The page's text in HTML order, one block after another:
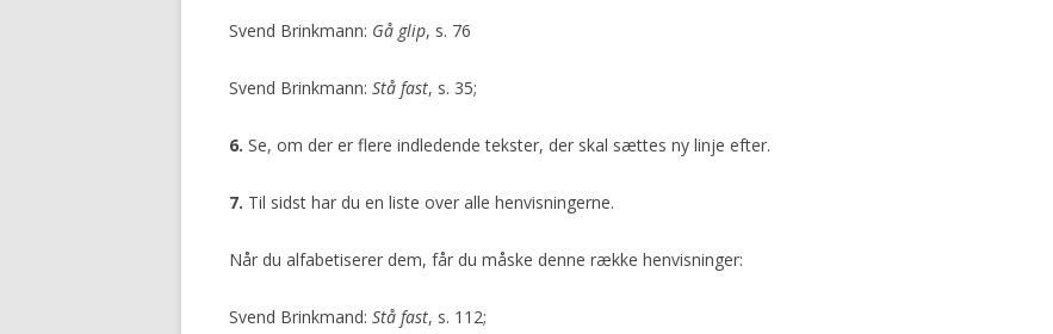
Svend Brinkmann: Gå glip, s. 76
Svend Brinkmann: Stå fast, s. 35;
6. Se, om der er flere indledende tekster, der skal sættes ny linje efter.
7. Til sidst har du en liste over alle henvisningerne.
Når du alfabetiserer dem, får du måske denne række henvisninger:
Svend Brinkmand: Stå fast, s. 112;